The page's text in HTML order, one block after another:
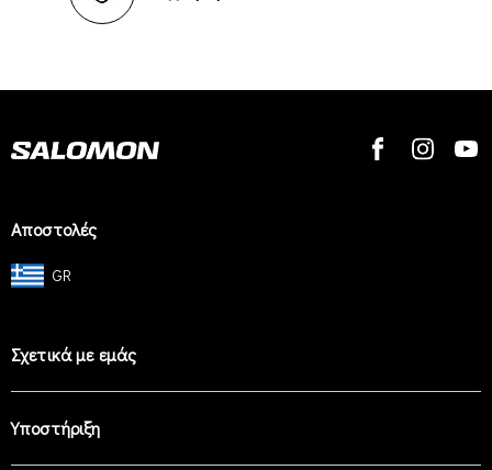
Αποστολές
GR
Σχετικά με εμάς
Υποστήριξη